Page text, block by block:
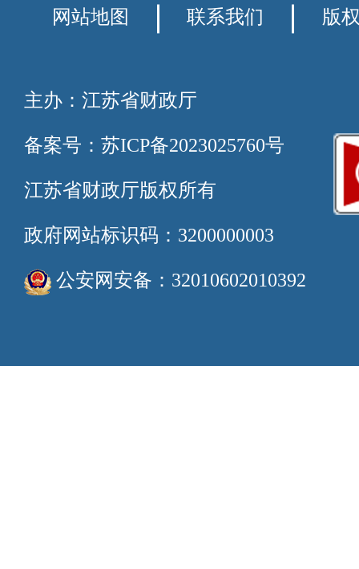
网站地图 联系我们 版
主办：江苏省财政厅
备案号：苏ICP备2023025760号
江苏省财政厅版权所有
政府网站标识码：3200000003
公安网安备：32010602010392